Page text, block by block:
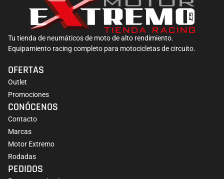
Tu tienda de neumáticos de moto de alto rendimiento.
Equipamiento racing completo para motocicletas de circuito.
OFERTAS
Outlet
Promociones
CONÓCENOS
Contacto
Marcas
Motor Extremo
Rodadas
PEDIDOS